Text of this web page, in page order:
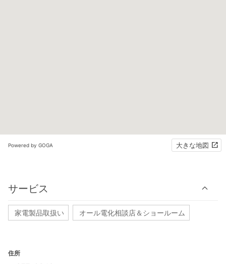
Powered by GOGA 大きな地図
サービス
家電製品取扱い オール電化相談店＆ショールーム
住所